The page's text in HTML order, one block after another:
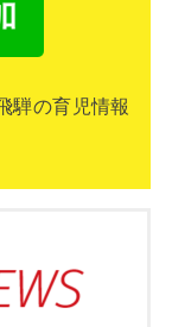
騨の育児情報